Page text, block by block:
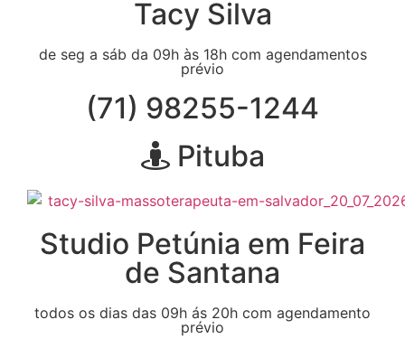
Tacy Silva
de seg a sáb da 09h às 18h com agendamentos
prévio
(71) 98255-1244
Pituba
Studio Petúnia em Feira
de Santana
todos os dias das 09h ás 20h com agendamento
prévio